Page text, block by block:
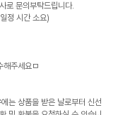
로 문의부탁드립니다.
정 시간 소요)
해주세요ㅁ
는 상품을 받은 날로부터 신선